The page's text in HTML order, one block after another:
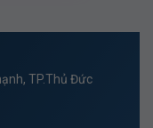
TP.Thủ Đức